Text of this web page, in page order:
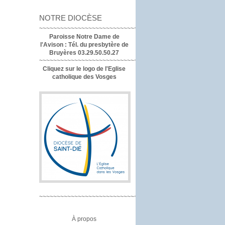
NOTRE DIOCÈSE
~~~~~~~~~~~~~~~~~~~~~~~~~~~~~~~~~~
Paroisse Notre Dame de
l'Avison : Tél. du presbytère de
Bruyères 03.29.50.50.27
~~~~~~~~~~~~~~~~~~~~~~~~~~~~~~~~
Cliquez sur le logo de l'Eglise
catholique des Vosges
~~~~~~~~~~~~~~~~~~~~~~~~~~~~~~~~
À propos